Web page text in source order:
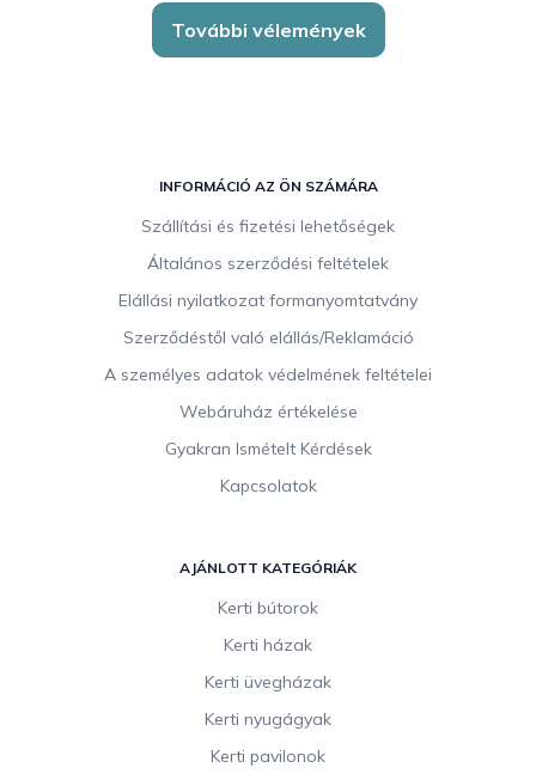
További vélemények
INFORMÁCIÓ AZ ÖN SZÁMÁRA
Szállítási és fizetési lehetőségek
Általános szerződési feltételek
Elállási nyilatkozat formanyomtatvány
Szerződéstől való elállás/Reklamáció
A személyes adatok védelmének feltételei
Webáruház értékelése
Gyakran Ismételt Kérdések
Kapcsolatok
AJÁNLOTT KATEGÓRIÁK
Kerti bútorok
Kerti házak
Kerti üvegházak
Kerti nyugágyak
Kerti pavilonok